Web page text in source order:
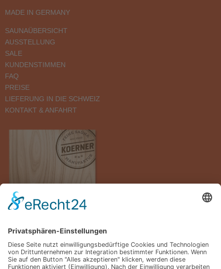
MADE IN GERMANY
SAUNAÜBERSICHT
AUSSTELLUNG
SALE
KUNDENSTIMMEN
FAQ
PREISE
LIEFERUNG IN DIE SCHWEIZ
KONTAKT & ANFAHRT
Hier unseren Katalog downloaden.